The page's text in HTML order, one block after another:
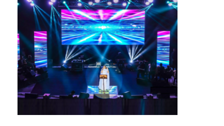
Contrôle de qualité
Nous contacter
Nouvelles